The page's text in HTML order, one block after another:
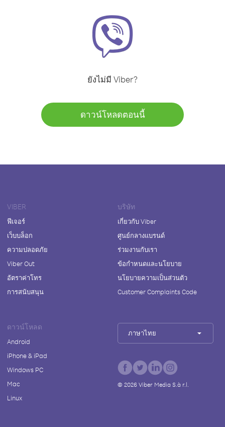
ยังไม่มี Viber?
ดาวน์โหลดตอนนี้
VIBER
ฟีเจอร์
เว็บบล็อก
ความปลอดภัย
Viber Out
อัตราค่าโทร
การสนับสนุน
บริษัท
เกี่ยวกับ Viber
ศูนย์กลางแบรนด์
ร่วมงานกับเรา
ข้อกำหนดและนโยบาย
นโยบายความเป็นส่วนตัว
Customer Complaints Code
ดาวน์โหลด
Android
iPhone & iPad
Windows PC
Mac
Linux
ภาษาไทย
© 2026Viber Media S.à r.l.